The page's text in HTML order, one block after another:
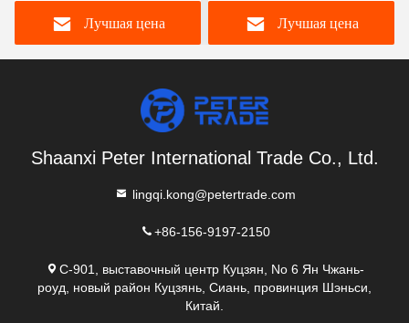
Лучшая цена
Лучшая цена
Shaanxi Peter International Trade Co., Ltd.
lingqi.kong@petertrade.com
+86-156-9197-2150
C-901, выставочный центр Куцзян, No 6 Ян Чжань-
роуд, новый район Куцзянь, Сиань, провинция Шэньси,
Китай.